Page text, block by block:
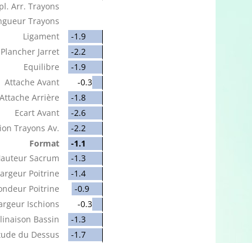
Arr. Trayons
Trayons
Ligament
-1.9
Jarret
-2.2
Equilibre
-1.9
Attache Avant
-0.3
Attache Arrière
-1.8
Ecart Avant
-2.6
Trayons Av.
-2.2
Format
-1.1
Sacrum
-1.3
Poitrine
-1.4
Poitrine
-0.9
Ischions
-0.3
Bassin
-1.3
du Dessus
-1.7